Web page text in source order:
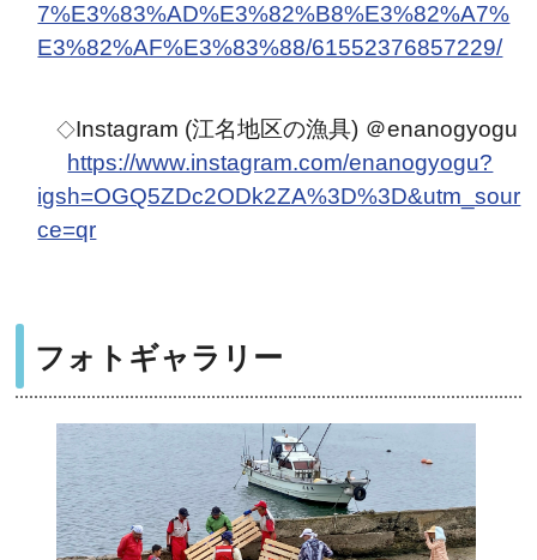
7%E3%83%AD%E3%82%B8%E3%82%A7%
E3%82%AF%E3%83%88/61552376857229/
◇Instagram (江名地区の漁具) ＠enanogyogu
https://www.instagram.com/enanogyogu?
igsh=OGQ5ZDc2ODk2ZA%3D%3D&utm_sour
ce=qr
フォトギャラリー